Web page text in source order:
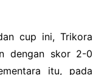
cup ini, Trikora
dengan skor 2-0
itu, pada